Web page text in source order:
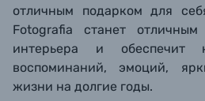
отличным подарком для
Fotografia станет
интерьера и обеспечит
воспоминаний, эмоций,
жизни на долгие годы.